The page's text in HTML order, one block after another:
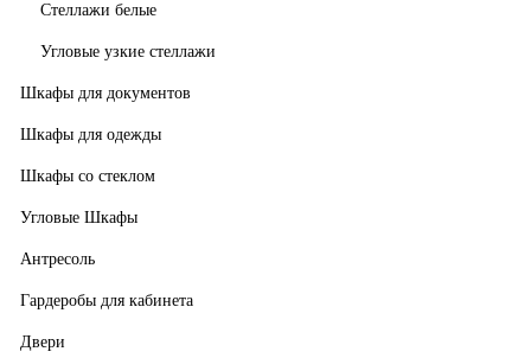
Стеллажи белые
Угловые узкие стеллажи
Шкафы для документов
Шкафы для одежды
Шкафы со стеклом
Угловые Шкафы
Антресоль
Гардеробы для кабинета
Двери